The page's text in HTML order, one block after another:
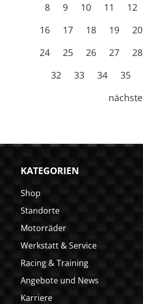
8
9 10 11 12
16
17 18 19 20
24
25 26 27 28
32
33 34 35
nächste
KATEGORIEN
Shop
Standorte
Motorräder
Werkstatt & Service
Racing & Training
Angebote und News
Karriere